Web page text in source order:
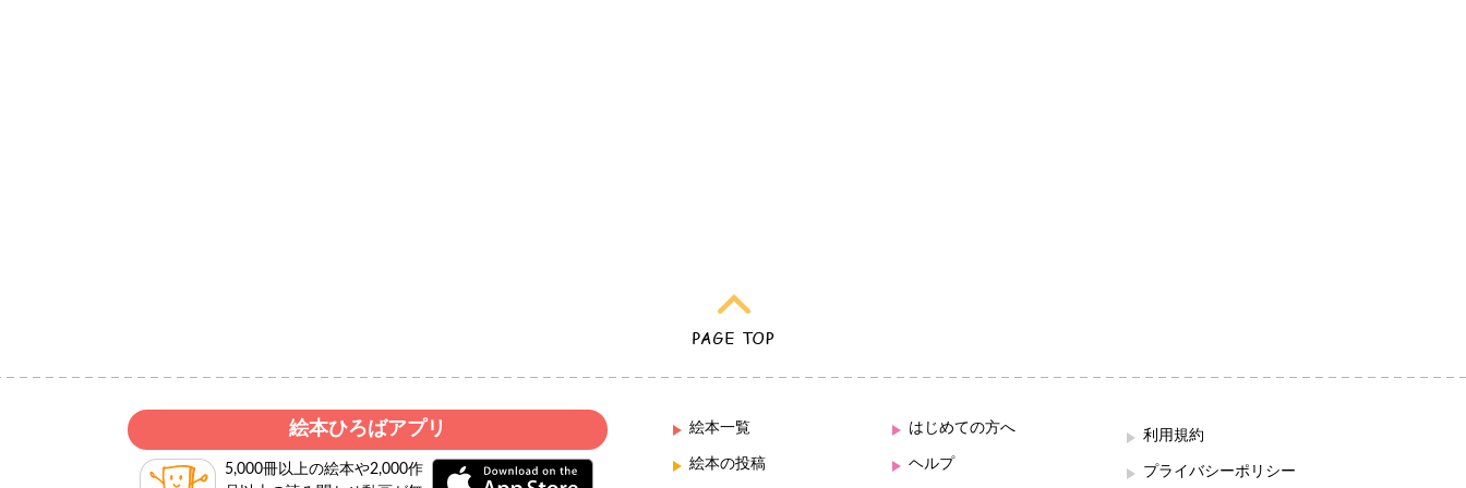
絵本ひろばアプリ
5,000冊以上の絵本や2,000作
絵本一覧
絵本の投稿
はじめての方へ
ヘルプ
利用規約
プライバシーポリシー